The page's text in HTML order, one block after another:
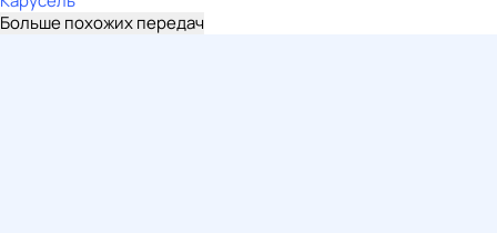
Больше похожих передач